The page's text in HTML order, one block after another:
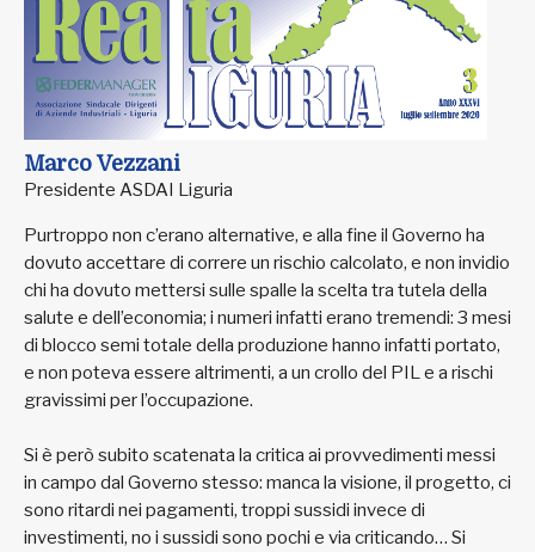
Marco Vezzani
Presidente ASDAI Liguria
Purtroppo non c’erano alternative, e alla fine il Governo ha
dovuto accettare di correre un rischio calcolato, e non invidio
chi ha dovuto mettersi sulle spalle la scelta tra tutela della
salute e dell’economia; i numeri infatti erano tremendi: 3 mesi
di blocco semi totale della produzione hanno infatti portato,
e non poteva essere altrimenti, a un crollo del PIL e a rischi
gravissimi per l’occupazione.
Si è però subito scatenata la critica ai provvedimenti messi
in campo dal Governo stesso: manca la visione, il progetto, ci
sono ritardi nei pagamenti, troppi sussidi invece di
investimenti, no i sussidi sono pochi e via criticando… Si